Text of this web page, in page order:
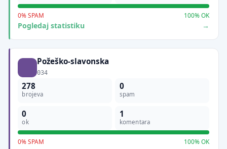
0% SPAM 100% OK
Pogledaj statistiku
Požeško-slavonska
034
278
brojeva
0
spam
0
ok
1
komentara
0% SPAM 100% OK